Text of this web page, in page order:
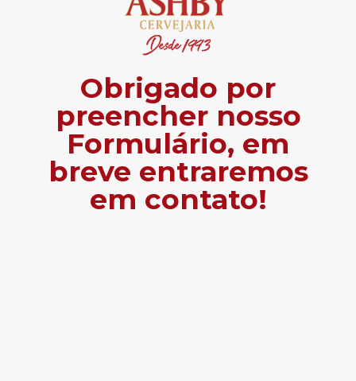
Obrigado por
preencher nosso
Formulário, em
breve entraremos
em contato!